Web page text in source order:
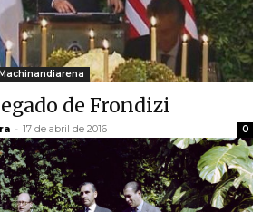
de Frondizi
- 17 de abril de 2016 0